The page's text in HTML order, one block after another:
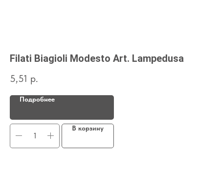
Filati Biagioli Modesto Art. Lampedusa
5,51 р.
Подробнее
В корзину